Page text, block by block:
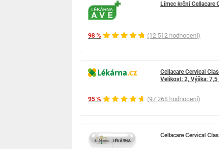
98 % (12 512 hodnocení)
Límec krční Cellacare
95 % (97 268 hodnocení)
Cellacare Cervical
Velikost: 2, Výška:
Cellacare Cervical